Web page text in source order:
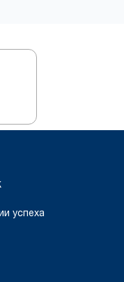
успеха